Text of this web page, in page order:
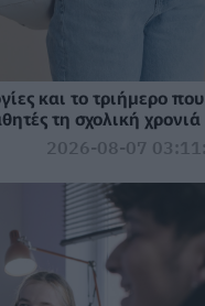
και το τριήμερο
τη σχολική
2026-08-07